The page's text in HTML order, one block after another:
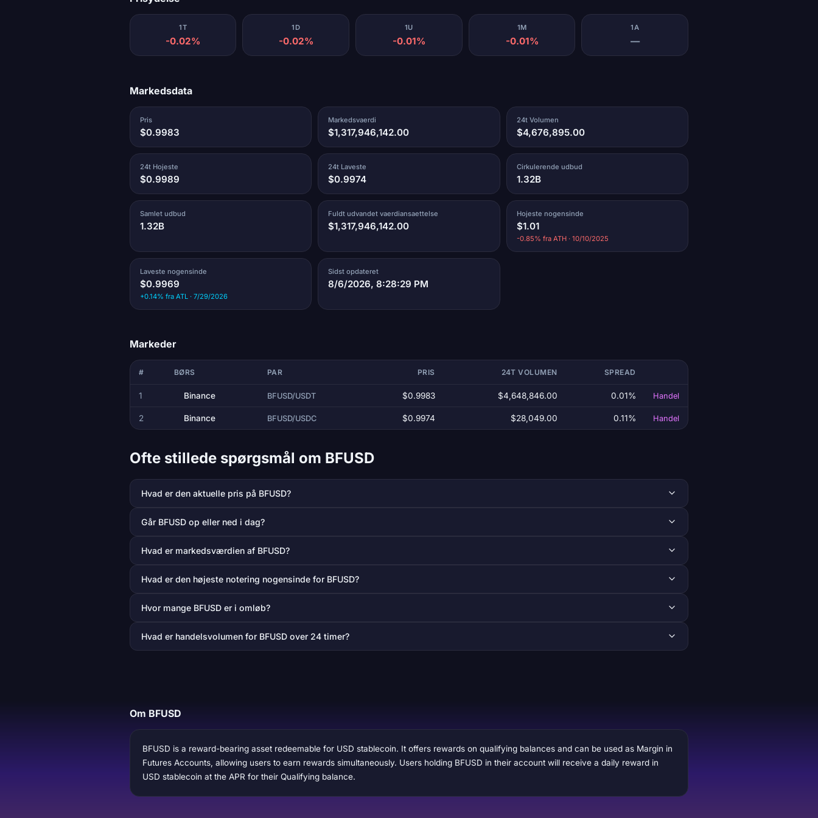
1T
-0.02%
1D
-0.02%
1U
-0.01%
1M
-0.01%
1A
—
Markedsdata
Pris
$0.9983
Markedsvaerdi
$1,317,946,142.00
24t Volumen
$4,676,895.00
24t Hojeste
$0.9989
24t Laveste
$0.9974
Cirkulerende udbud
1.32B
Samlet udbud
1.32B
Fuldt udvandet vaerdiansaettelse
$1,317,946,142.00
Hojeste nogensinde
$1.01
-0.85% fra ATH · 10/10/2025
Laveste nogensinde
$0.9969
+0.14% fra ATL · 7/29/2026
Sidst opdateret
8/6/2026, 8:28:29 PM
Markeder
# BØRS PAR PRIS 24T VOLUMEN SPREAD
1 Binance BFUSD/USDT $0.9983 $4,648,846.00 0.01% Handel
2 Binance BFUSD/USDC $0.9974 $28,049.00 0.11% Handel
Ofte stillede spørgsmål om BFUSD
Hvad er den aktuelle pris på BFUSD?
Går BFUSD op eller ned i dag?
Hvad er markedsværdien af BFUSD?
Hvad er den højeste notering nogensinde for BFUSD?
Hvor mange BFUSD er i omløb?
Hvad er handelsvolumen for BFUSD over 24 timer?
Om BFUSD
BFUSD is a reward-bearing asset redeemable for USD stablecoin. It offers rewards on qualifying balances and can be used as Margin in
Futures Accounts, allowing users to earn rewards simultaneously. Users holding BFUSD in their account will receive a daily reward in
USD stablecoin at the APR for their Qualifying balance.